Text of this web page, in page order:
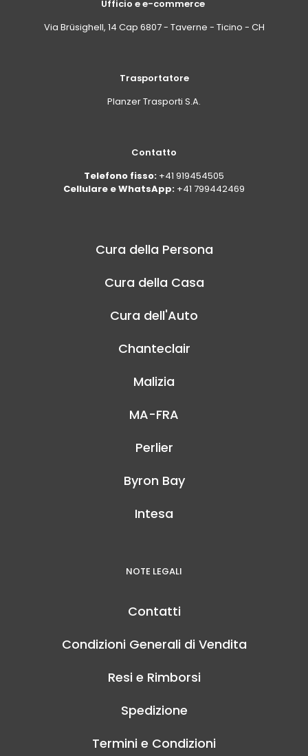
Ufficio e e-commerce
Via Brüsighell, 14 Cap 6807 - Taverne - Ticino - CH
Trasportatore
Planzer Trasporti S.A.
Contatto
Telefono fisso: +41 919454505
Cellulare e WhatsApp: +41 799442469
Cura della Persona
Cura della Casa
Cura dell'Auto
Chanteclair
Malizia
MA-FRA
Perlier
Byron Bay
Intesa
NOTE LEGALI
Contatti
Condizioni Generali di Vendita
Resi e Rimborsi
Spedizione
Termini e Condizioni